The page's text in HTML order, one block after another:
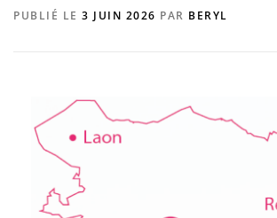
PUBLIÉ LE 3 JUIN 2026 PAR BERYL